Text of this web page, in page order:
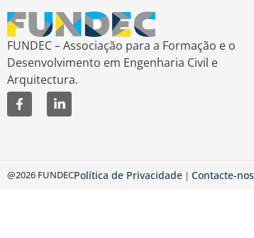
FUNDEC – Associação para a Formação e o
Desenvolvimento em Engenharia Civil e
Arquitectura.
@2026 FUNDECPolítica de Privacidade | Contacte-nos